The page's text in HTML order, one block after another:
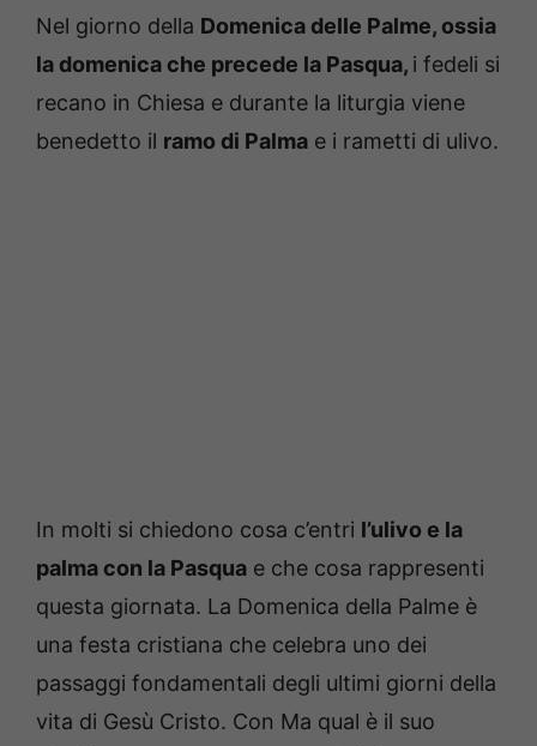
Nel giorno della Domenica delle Palme, ossia
la domenica che precede la Pasqua, i fedeli si
recano in Chiesa e durante la liturgia viene
benedetto il ramo di Palma e i rametti di ulivo.
In molti si chiedono cosa c’entri l’ulivo e la
palma con la Pasqua e che cosa rappresenti
questa giornata. La Domenica della Palme è
una festa cristiana che celebra uno dei
passaggi fondamentali degli ultimi giorni della
vita di Gesù Cristo. Con Ma qual è il suo